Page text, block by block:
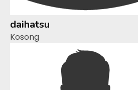
daihatsu
Kosong